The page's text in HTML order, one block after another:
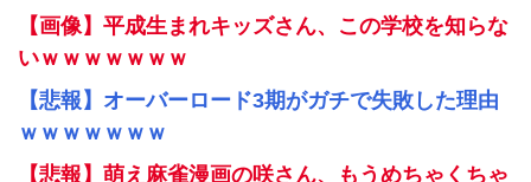
【画像】平成生まれキッズさん、この学校を知らな
いｗｗｗｗｗｗｗ
【悲報】オーバーロード3期がガチで失敗した理由
ｗｗｗｗｗｗｗ
【悲報】萌え麻雀漫画の咲さん、もうめちゃくちゃ